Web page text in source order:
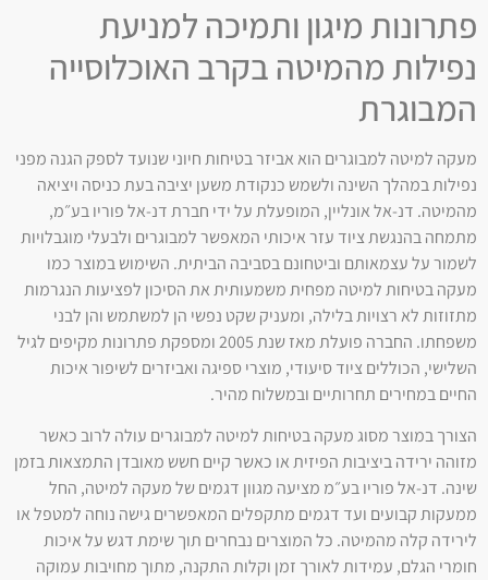
פתרונות מיגון ותמיכה למניעת
נפילות מהמיטה בקרב האוכלוסייה
המבוגרת
מעקה למיטה למבוגרים הוא אביזר בטיחות חיוני שנועד לספק הגנה מפני
נפילות במהלך השינה ולשמש כנקודת משען יציבה בעת כניסה ויציאה
מהמיטה. דנ-אל אונליין, המופעלת על ידי חברת דנ-אל פוריו בע״מ,
מתמחה בהנגשת ציוד עזר איכותי המאפשר למבוגרים ולבעלי מוגבלויות
לשמור על עצמאותם וביטחונם בסביבה הביתית. השימוש במוצר כמו
מעקה בטיחות למיטה מפחית משמעותית את הסיכון לפציעות הנגרמות
מתזוזות לא רצויות בלילה, ומעניק שקט נפשי הן למשתמש והן לבני
משפחתו. החברה פועלת מאז שנת 2005 ומספקת פתרונות מקיפים לגיל
השלישי, הכוללים ציוד סיעודי, מוצרי ספיגה ואביזרים לשיפור איכות
החיים במחירים תחרותיים ובמשלוח מהיר.
הצורך במוצר מסוג מעקה בטיחות למיטה למבוגרים עולה לרוב כאשר
מזוהה ירידה ביציבות הפיזית או כאשר קיים חשש מאובדן התמצאות בזמן
שינה. דנ-אל פוריו בע״מ מציעה מגוון דגמים של מעקה למיטה, החל
ממעקות קבועים ועד דגמים מתקפלים המאפשרים גישה נוחה למטפל או
לירידה קלה מהמיטה. כל המוצרים נבחרים תוך שימת דגש על איכות
חומרי הגלם, עמידות לאורך זמן וקלות התקנה, מתוך מחויבות עמוקה